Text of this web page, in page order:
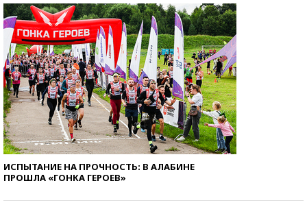
ИСПЫТАНИЕ НА ПРОЧНОСТЬ: В АЛАБИНЕ
ПРОШЛА «ГОНКА ГЕРОЕВ»